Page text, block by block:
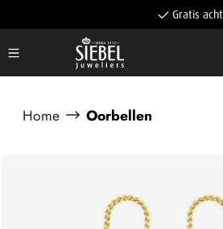
Gratis achteraf
Home Oorbellen